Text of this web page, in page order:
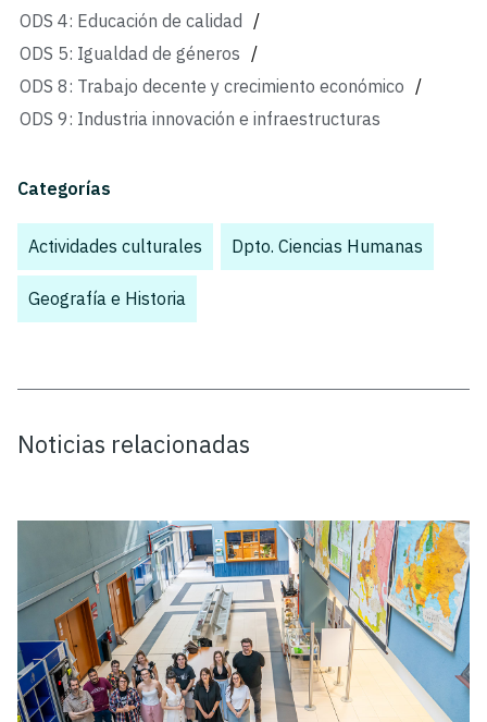
ODS 4: Educación de calidad /
ODS 5: Igualdad de géneros /
ODS 8: Trabajo decente y crecimiento económico /
ODS 9: Industria innovación e infraestructuras
Categorías
Actividades culturales Dpto. Ciencias Humanas
Geografía e Historia
Noticias relacionadas